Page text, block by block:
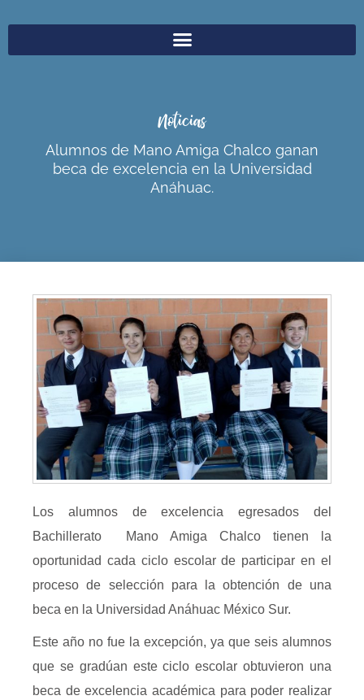
Noticias
Alumnos de Mano Amiga Chalco ganan
beca de excelencia en la Universidad
Anáhuac.
Los alumnos de excelencia egresados del
Bachillerato Mano Amiga Chalco tienen la
oportunidad cada ciclo escolar de participar en el
proceso de selección para la obtención de una
beca en la Universidad Anáhuac México Sur.
Este año no fue la excepción, ya que seis alumnos
que se gradúan este ciclo escolar obtuvieron una
beca de excelencia académica para poder realizar